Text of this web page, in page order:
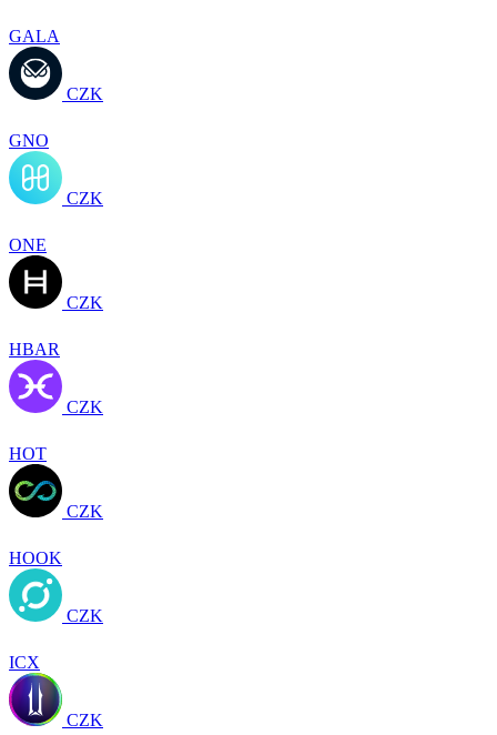
GALA
CZK
GNO
CZK
ONE
CZK
HBAR
CZK
HOT
CZK
HOOK
CZK
ICX
CZK